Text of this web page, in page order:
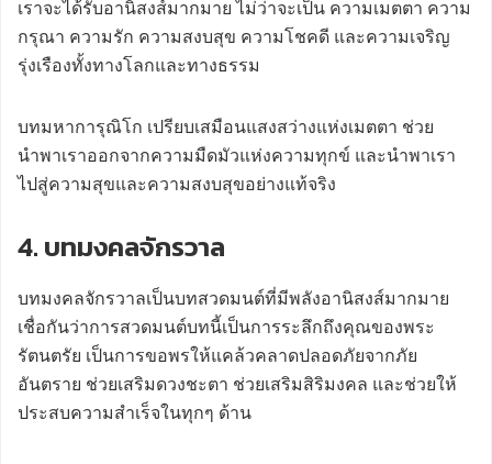
เราจะได้รับอานิสงส์มากมาย ไม่ว่าจะเป็น ความเมตตา ความ
กรุณา ความรัก ความสงบสุข ความโชคดี และความเจริญ
รุ่งเรืองทั้งทางโลกและทางธรรม
บทมหาการุณิโก เปรียบเสมือนแสงสว่างแห่งเมตตา ช่วย
นำพาเราออกจากความมืดมัวแห่งความทุกข์ และนำพาเรา
ไปสู่ความสุขและความสงบสุขอย่างแท้จริง
4. บทมงคลจักรวาล
บทมงคลจักรวาลเป็นบทสวดมนต์ที่มีพลังอานิสงส์มากมาย
เชื่อกันว่าการสวดมนต์บทนี้เป็นการระลึกถึงคุณของพระ
รัตนตรัย เป็นการขอพรให้แคล้วคลาดปลอดภัยจากภัย
อันตราย ช่วยเสริมดวงชะตา ช่วยเสริมสิริมงคล และช่วยให้
ประสบความสำเร็จในทุกๆ ด้าน